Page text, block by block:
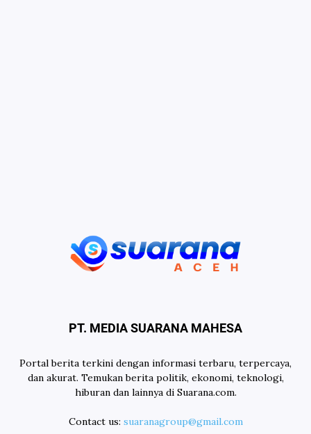
PT. MEDIA SUARANA MAHESA
Portal berita terkini dengan informasi terbaru, terpercaya,
dan akurat. Temukan berita politik, ekonomi, teknologi,
hiburan dan lainnya di Suarana.com.
Contact us: suaranagroup@gmail.com